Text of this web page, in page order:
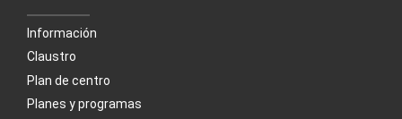
Información
Claustro
Plan de centro
Planes y programas